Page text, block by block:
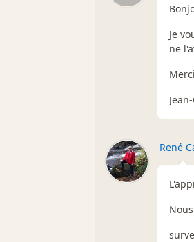
Je
ne
Merci
René